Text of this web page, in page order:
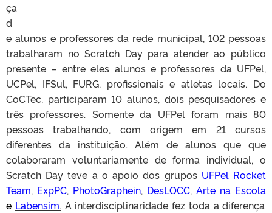
ça
d
e alunos e professores da rede municipal, 102 pessoas
trabalharam no Scratch Day para atender ao público
presente – entre eles alunos e professores da UFPel,
UCPel, IFSul, FURG, profissionais e atletas locais. Do
CoCTec, participaram 10 alunos, dois pesquisadores e
três professores. Somente da UFPel foram mais 80
pessoas trabalhando, com origem em 21 cursos
diferentes da instituição. Além de alunos que que
colaboraram voluntariamente de forma individual, o
Scratch Day teve a o apoio dos grupos UFPel Rocket
Team, ExpPC, PhotoGraphein, DesLOCC, Arte na Escola
e Labensim. A interdisciplinaridade fez toda a diferença